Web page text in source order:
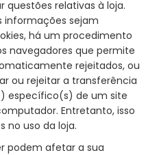
questões relativas à loja.
informações sejam
há um procedimento
navegadores que permite
rejeitados, ou
ou rejeitar a transferência
específico(s) de um site
Entretanto, isso
no uso da loja.
podem afetar a sua